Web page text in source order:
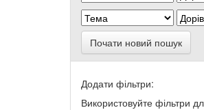
Почати новий пошук
Додати фільтри:
Використовуйте фільтри